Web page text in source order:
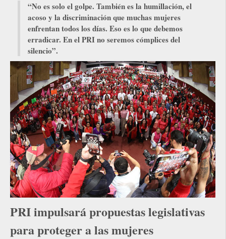
“No es solo el golpe. También es la humillación, el
acoso y la discriminación que muchas mujeres
enfrentan todos los días. Eso es lo que debemos
erradicar. En el PRI no seremos cómplices del
silencio”.
PRI impulsará propuestas legislativas
para proteger a las mujeres